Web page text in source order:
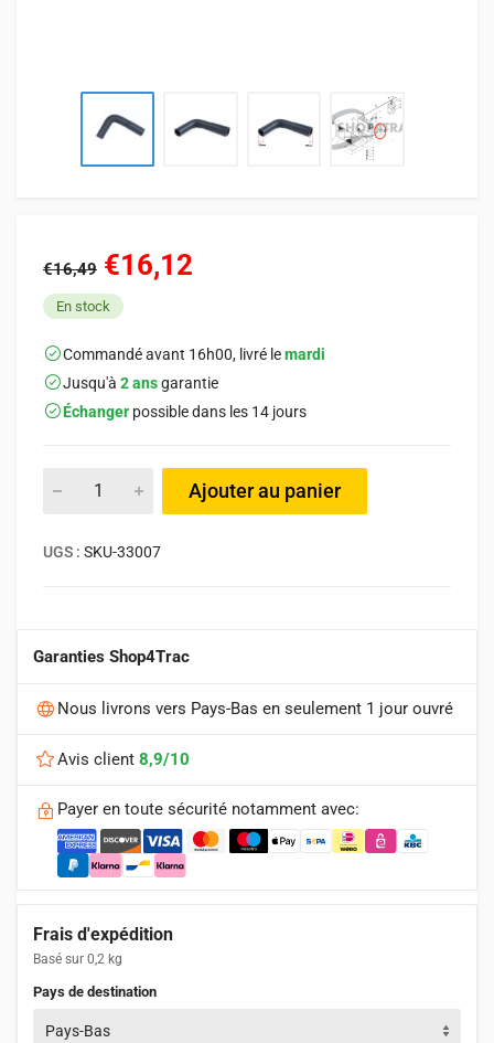
€16,49 €16,12
En stock
Commandé avant 16h00, livré lemardi
Jusqu'à 2 ansgarantie
Échanger possible dans les 14 jours
Ajouter au panier
UGS : SKU-33007
Garanties Shop4Trac
Nous livrons vers Pays-Bas en seulement 1 jour ouvré
Avis client 8,9/10
Payer en toute sécurité notamment avec:
Frais d'expédition
Basé sur 0,2 kg
Pays de destination
Pays-Bas